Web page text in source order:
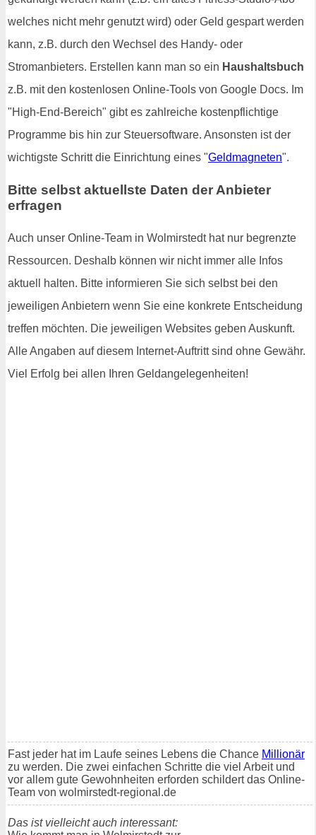
welches nicht mehr genutzt wird) oder Geld gespart werden
kann, z.B. durch den Wechsel des Handy- oder
Stromanbieters. Erstellen kann man so ein Haushaltsbuch
z.B. mit den kostenlosen Online-Tools von Google Docs. Im
"High-End-Bereich" gibt es zahlreiche kostenpflichtige
Programme bis hin zur Steuersoftware. Ansonsten ist der
wichtigste Schritt die Einrichtung eines "Geldmagneten".
Bitte selbst aktuellste Daten der Anbieter
erfragen
Auch unser Online-Team in Wolmirstedt hat nur begrenzte
Ressourcen. Deshalb können wir nicht immer alle Infos
aktuell halten. Bitte informieren Sie sich selbst bei den
jeweiligen Anbietern wenn Sie eine konkrete Entscheidung
treffen möchten. Die jeweiligen Websites geben Auskunft.
Alle Angaben auf diesem Internet-Auftritt sind ohne Gewähr.
Viel Erfolg bei allen Ihren Geldangelegenheiten!
Fast jeder hat im Laufe seines Lebens die Chance Millionär
zu werden. Die zwei einfachen Schritte die viel Arbeit und
vor allem gute Gewohnheiten erforden schildert das Online-
Team von wolmirstedt-regional.de
Das ist vielleicht auch interessant: